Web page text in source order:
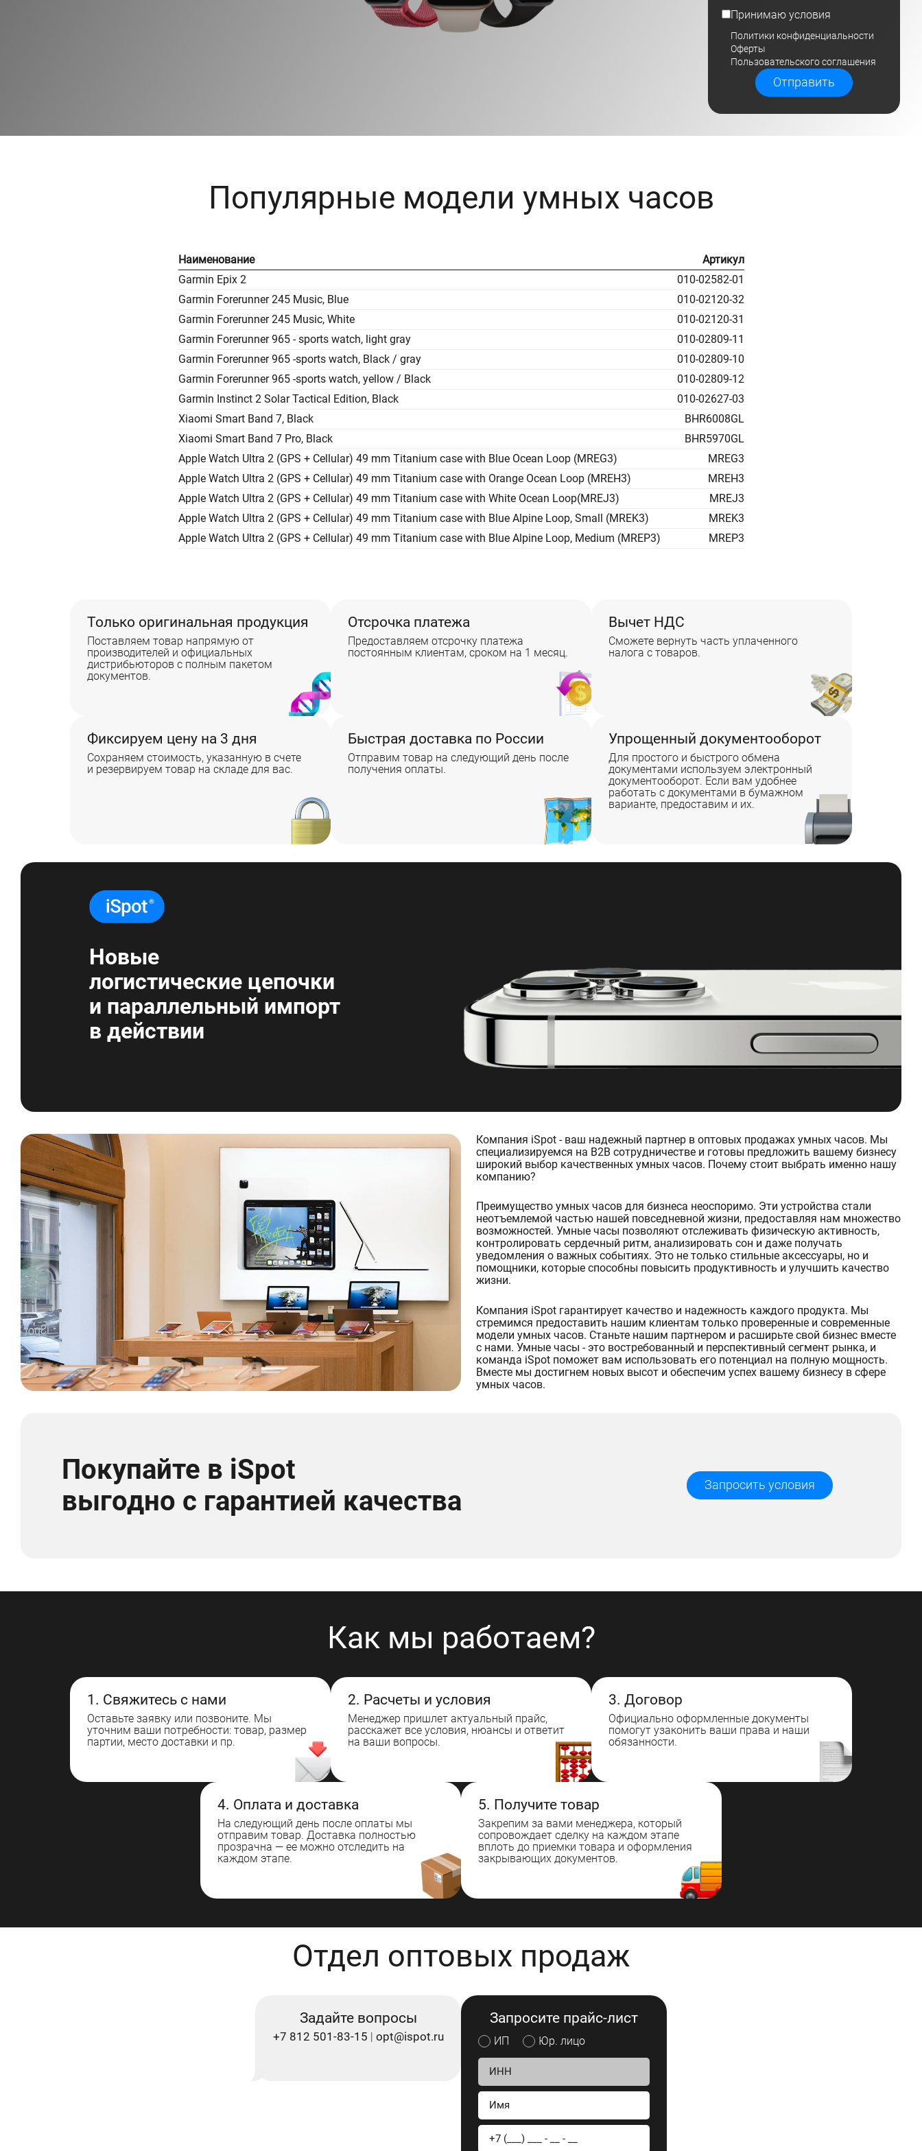
Принимаю условия
Политики конфиденциальности
Оферты
Пользовательского соглашения
Отправить
Популярные модели умных часов
Наименование
Артикул
Garmin Epix 2
010-02582-01
Garmin Forerunner 245 Music, Blue
010-02120-32
Garmin Forerunner 245 Music, White
010-02120-31
Garmin Forerunner 965 - sports watch, light gray
010-02809-11
Garmin Forerunner 965 -sports watch, Black / gray
010-02809-10
Garmin Forerunner 965 -sports watch, yellow / Black
010-02809-12
Garmin Instinct 2 Solar Tactical Edition, Black
010-02627-03
Xiaomi Smart Band 7, Black
BHR6008GL
Xiaomi Smart Band 7 Pro, Black
BHR5970GL
Apple Watch Ultra 2 (GPS + Cellular) 49 mm Titanium case with Blue Ocean Loop (MREG3)
MREG3
Apple Watch Ultra 2 (GPS + Cellular) 49 mm Titanium case with Orange Ocean Loop (MREH3)
MREH3
Apple Watch Ultra 2 (GPS + Cellular) 49 mm Titanium case with White Ocean Loop(MREJ3)
MREJ3
Apple Watch Ultra 2 (GPS + Cellular) 49 mm Titanium case with Blue Alpine Loop, Small (MREK3)
MREK3
Apple Watch Ultra 2 (GPS + Cellular) 49 mm Titanium case with Blue Alpine Loop, Medium (MREP3)
MREP3
Только оригинальная продукция
Поставляем товар напрямую от
производителей и официальных
дистрибьюторов с полным пакетом
документов.
Отсрочка платежа
Предоставляем отсрочку платежа
постоянным клиентам, сроком на 1 месяц.
Вычет НДС
Сможете вернуть часть уплаченного
налога с товаров.
Фиксируем цену на 3 дня
Сохраняем стоимость, указанную в счете
и резервируем товар на складе для вас.
Быстрая доставка по России
Отправим товар на следующий день после
получения оплаты.
Упрощенный документооборот
Для простого и быстрого обмена
документами используем электронный
документооборот. Если вам удобнее
работать с документами в бумажном
варианте, предоставим и их.
Новые
логистические цепочки
и параллельный импорт
в действии
Компания iSpot - ваш надежный партнер в оптовых продажах умных часов. Мы
специализируемся на B2B сотрудничестве и готовы предложить вашему бизнесу
широкий выбор качественных умных часов. Почему стоит выбрать именно нашу
компанию?
Преимущество умных часов для бизнеса неоспоримо. Эти устройства стали
неотъемлемой частью нашей повседневной жизни, предоставляя нам множество
возможностей. Умные часы позволяют отслеживать физическую активность,
контролировать сердечный ритм, анализировать сон и даже получать
уведомления о важных событиях. Это не только стильные аксессуары, но и
помощники, которые способны повысить продуктивность и улучшить качество
жизни.
Компания iSpot гарантирует качество и надежность каждого продукта. Мы
стремимся предоставить нашим клиентам только проверенные и современные
модели умных часов. Станьте нашим партнером и расширьте свой бизнес вместе
с нами. Умные часы - это востребованный и перспективный сегмент рынка, и
команда iSpot поможет вам использовать его потенциал на полную мощность.
Вместе мы достигнем новых высот и обеспечим успех вашему бизнесу в сфере
умных часов.
Покупайте в iSpot
выгодно с гарантией качества
Запросить условия
Как мы работаем?
1. Свяжитесь с нами
Оставьте заявку или позвоните. Мы
уточним ваши потребности: товар, размер
партии, место доставки и пр.
2. Расчеты и условия
Менеджер пришлет актуальный прайс,
расскажет все условия, нюансы и ответит
на ваши вопросы.
3. Договор
Официально оформленные документы
помогут узаконить ваши права и наши
обязанности.
4. Оплата и доставка
На следующий день после оплаты мы
отправим товар. Доставка полностью
прозрачна — ее можно отследить на
каждом этапе.
5. Получите товар
Закрепим за вами менеджера, который
сопровождает сделку на каждом этапе
вплоть до приемки товара и оформления
закрывающих документов.
Отдел оптовых продаж
Задайте вопросы
+7 812 501-83-15 | opt@ispot.ru
Запросите прайс-лист
ИП Юр. лицо